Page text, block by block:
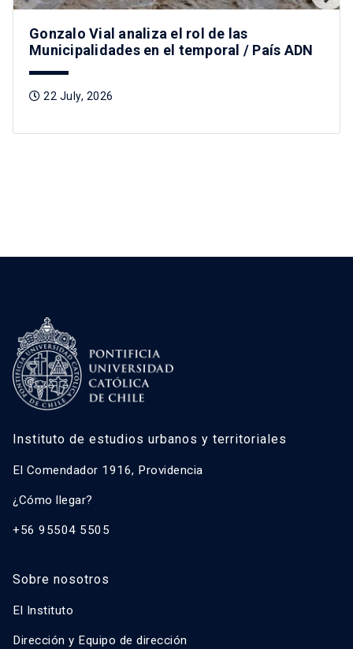
Gonzalo Vial analiza el rol de las
Municipalidades en el temporal / País ADN
22 July, 2026
Instituto de estudios urbanos y territoriales
El Comendador 1916, Providencia
¿Cómo llegar?
+56 95504 5505
Sobre nosotros
El Instituto
Dirección y Equipo de dirección